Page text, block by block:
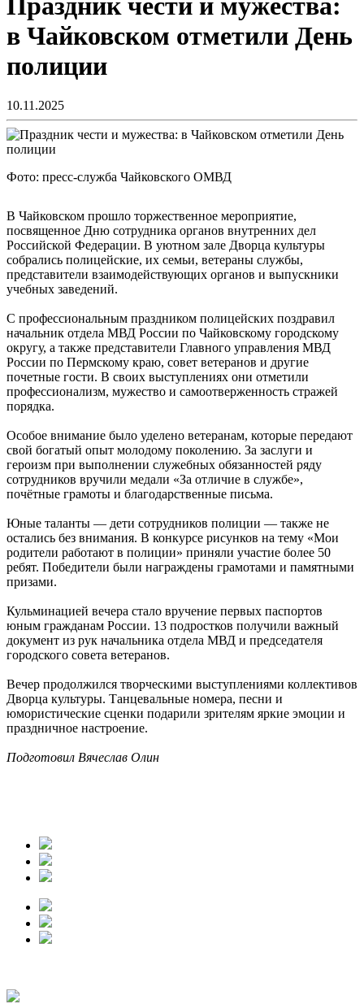
в Чайковском отметили День
полиции
10.11.2025
Фото: пресс-служба Чайковского ОМВД
В Чайковском прошло торжественное мероприятие,
посвященное Дню сотрудника органов внутренних дел
Российской Федерации. В уютном зале Дворца культуры
собрались полицейские, их семьи, ветераны службы,
представители взаимодействующих органов и выпускники
учебных заведений.
С профессиональным праздником полицейских поздравил
начальник отдела МВД России по Чайковскому городскому
округу, а также представители Главного управления МВД
России по Пермскому краю, совет ветеранов и другие
почетные гости. В своих выступлениях они отметили
профессионализм, мужество и самоотверженность стражей
порядка.
Особое внимание было уделено ветеранам, которые передают
свой богатый опыт молодому поколению. За заслуги и
героизм при выполнении служебных обязанностей ряду
сотрудников вручили медали «За отличие в службе»,
почётные грамоты и благодарственные письма.
Юные таланты — дети сотрудников полиции — также не
остались без внимания. В конкурсе рисунков на тему «Мои
родители работают в полиции» приняли участие более 50
ребят. Победители были награждены грамотами и памятными
призами.
Кульминацией вечера стало вручение первых паспортов
юным гражданам России. 13 подростков получили важный
документ из рук начальника отдела МВД и председателя
городского совета ветеранов.
Вечер продолжился творческими выступлениями коллективов
Дворца культуры. Танцевальные номера, песни и
юмористические сценки подарили зрителям яркие эмоции и
праздничное настроение.
Подготовил Вячеслав Олин